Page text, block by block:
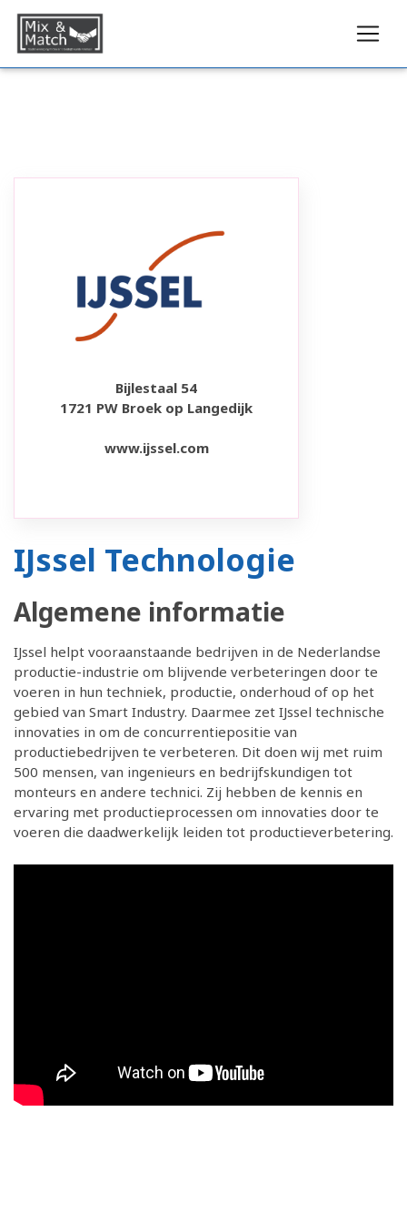
Bijlestaal 54
1721 PW Broek op Langedijk
www.ijssel.com
IJssel Technologie
Algemene informatie
IJssel helpt vooraanstaande bedrijven in de Nederlandse
productie-industrie om blijvende verbeteringen door te
voeren in hun techniek, productie, onderhoud of op het
gebied van Smart Industry. Daarmee zet IJssel technische
innovaties in om de concurrentiepositie van
productiebedrijven te verbeteren. Dit doen wij met ruim
500 mensen, van ingenieurs en bedrijfskundigen tot
monteurs en andere technici. Zij hebben de kennis en
ervaring met productieprocessen om innovaties door te
voeren die daadwerkelijk leiden tot productieverbetering.